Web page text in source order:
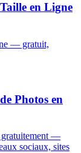
en Ligne
— gratuit,
Photos en
gratuitement —
sociaux, sites